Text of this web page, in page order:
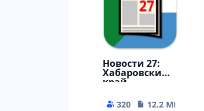
Новости 27:
Хабаровский
край
320
12.2 MB